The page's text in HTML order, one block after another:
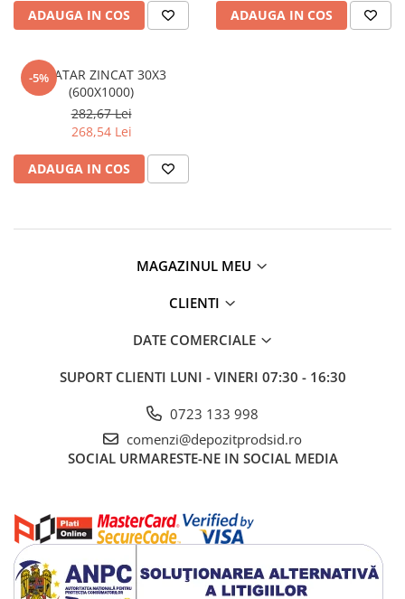
ADAUGA IN COS ADAUGA IN COS
-5%
GRATAR ZINCAT 30X3
(600X1000)
282,67 Lei
268,54 Lei
ADAUGA IN COS
MAGAZINUL MEU
CLIENTI
DATE COMERCIALE
SUPORT CLIENTI LUNI - VINERI 07:30 - 16:30
0723 133 998
comenzi@depozitprodsid.ro
SOCIAL URMARESTE-NE IN SOCIAL MEDIA